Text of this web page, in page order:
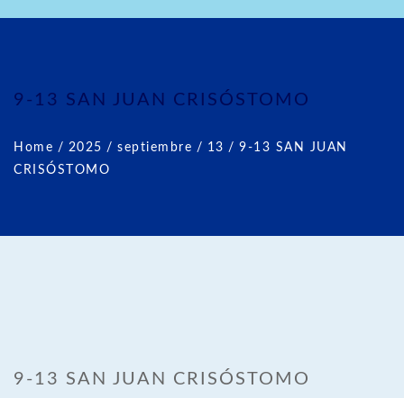
9-13 SAN JUAN CRISÓSTOMO
Home / 2025 / septiembre / 13 / 9-13 SAN JUAN
CRISÓSTOMO
9-13 SAN JUAN CRISÓSTOMO